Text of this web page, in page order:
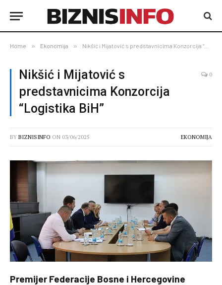
Home » Ekonomija » Nikšić i Mijatović s predstavnicima Konzorcija “Logistika BiH”
Nikšić i Mijatović s
predstavnicima Konzorcija
“Logistika BiH”
0
BY BIZNISINFO ON 03/06/2025 EKONOMIJA
Premijer Federacije Bosne i Hercegovine